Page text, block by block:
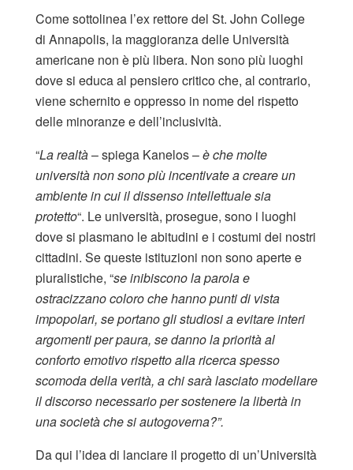
Come sottolinea l’ex rettore del St. John College
di Annapolis, la maggioranza delle Università
americane non è più libera. Non sono più luoghi
dove si educa al pensiero critico che, al contrario,
viene schernito e oppresso in nome del rispetto
delle minoranze e dell’inclusività.
“La realtà– spiega Kanelos –è che molte
università non sono più incentivate a creare un
ambiente in cui il dissenso intellettuale sia
protetto“. Le università, prosegue, sono i luoghi
dove si plasmano le abitudini e i costumi dei nostri
cittadini. Se queste istituzioni non sono aperte e
pluralistiche, “se inibiscono la parola e
ostracizzano coloro che hanno punti di vista
impopolari, se portano gli studiosi a evitare interi
argomenti per paura, se danno la priorità al
conforto emotivo rispetto alla ricerca spesso
scomoda della verità, a chi sarà lasciato modellare
il discorso necessario per sostenere la libertà in
una società che si autogoverna?”.
Da qui l’idea di lanciare il progetto di un’Università